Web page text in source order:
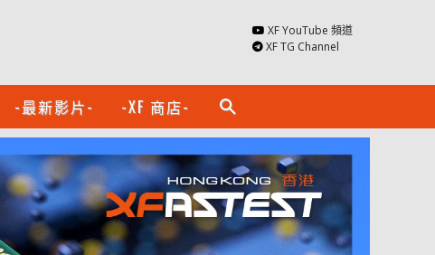
XF YouTube 頻道
XF TG Channel
-最新影片- -XF 商店- search